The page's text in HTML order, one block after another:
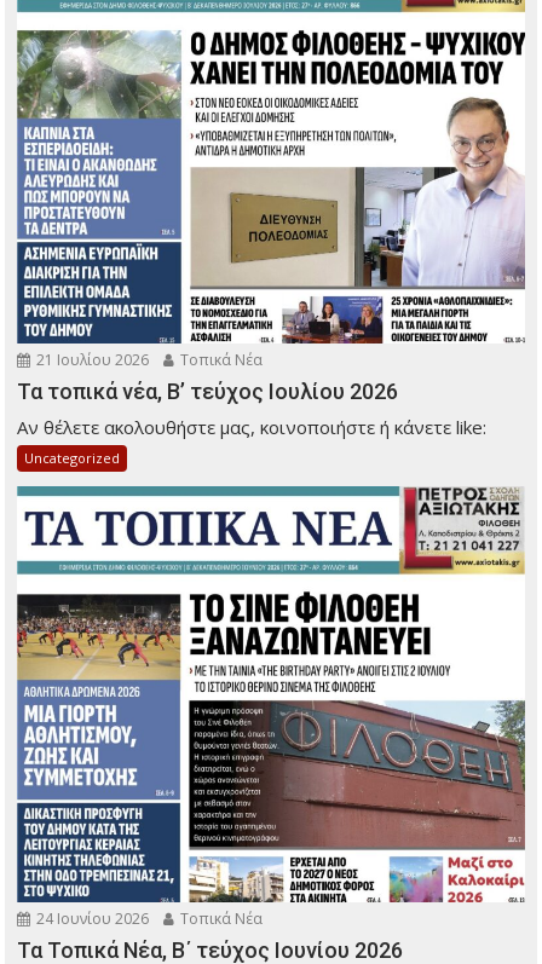
21 Ιουλίου 2026 Τοπικά Νέα
Τα τοπικά νέα, Β’ τεύχος Ιουλίου 2026
Αν θέλετε ακολουθήστε μας, κοινοποιήστε ή κάνετε like:
Uncategorized
24 Ιουνίου 2026 Τοπικά Νέα
Τα Τοπικά Νέα, Β΄ τεύχος Ιουνίου 2026